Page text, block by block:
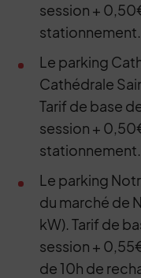
session +
stationnement.
Le parking
Cathédrale
Tarif de base
session +
stationnement.
Le parking
du marché de
kW). Tarif de
session +
de 10h de